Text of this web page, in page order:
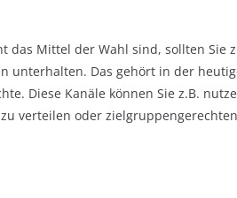
das Mittel der Wahl sind, sollten Sie
unterhalten. Das gehört in der
Diese Kanäle können Sie z.B.
verteilen oder